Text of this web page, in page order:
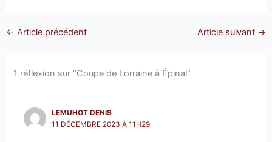
← Article précédent Article suivant →
1 réflexion sur “Coupe de Lorraine à Épinal”
LEMUHOT DENIS
11 DÉCEMBRE 2023 À 11H29